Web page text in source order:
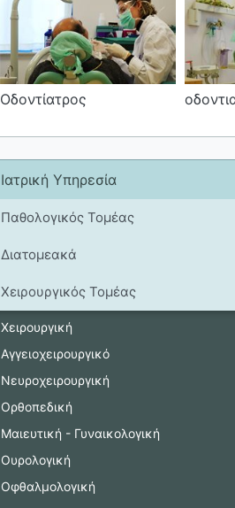
Ιατρική Υπηρεσία
Παθολογικός Τομέας
Διατομεακά
Χειρουργικός Τομέας
Χειρουργική
Αγγειοχειρουργικό
Νευροχειρουργική
Ορθοπεδική
Μαιευτική - Γυναικολογική
Ουρολογική
Οφθαλμολογική
Οδοντίατρος